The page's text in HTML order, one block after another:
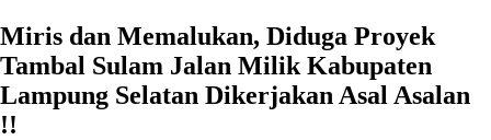
Miris dan Memalukan, Diduga Proyek
Tambal Sulam Jalan Milik Kabupaten
Lampung Selatan Dikerjakan Asal Asalan
!!